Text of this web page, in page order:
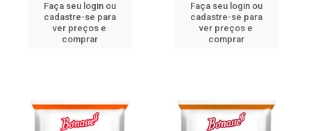
Faça seu login ou
cadastre-se para
ver preços e
comprar
Faça seu login ou
cadastre-se para
ver preços e
comprar